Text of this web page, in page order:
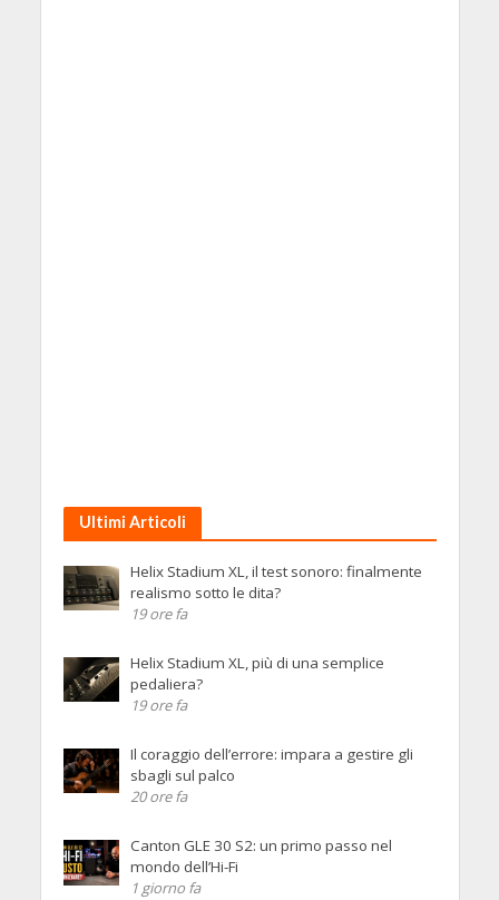
Ultimi Articoli
Helix Stadium XL, il test sonoro: finalmente
realismo sotto le dita?
19 ore fa
Helix Stadium XL, più di una semplice
pedaliera?
19 ore fa
Il coraggio dell’errore: impara a gestire gli
sbagli sul palco
20 ore fa
Canton GLE 30 S2: un primo passo nel
mondo dell’Hi-Fi
1 giorno fa